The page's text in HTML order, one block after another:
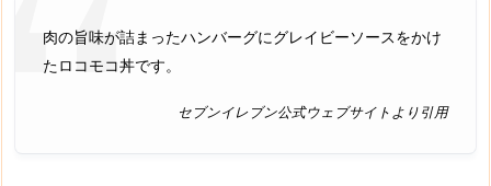
肉の旨味が詰まったハンバーグにグレイビーソースをかけ
たロコモコ丼です。
セブンイレブン公式ウェブサイトより引用